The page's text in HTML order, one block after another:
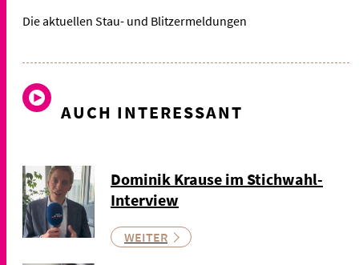
Die aktuellen Stau- und Blitzermeldungen
AUCH INTERESSANT
Dominik Krause im Stichwahl-
Interview
WEITER